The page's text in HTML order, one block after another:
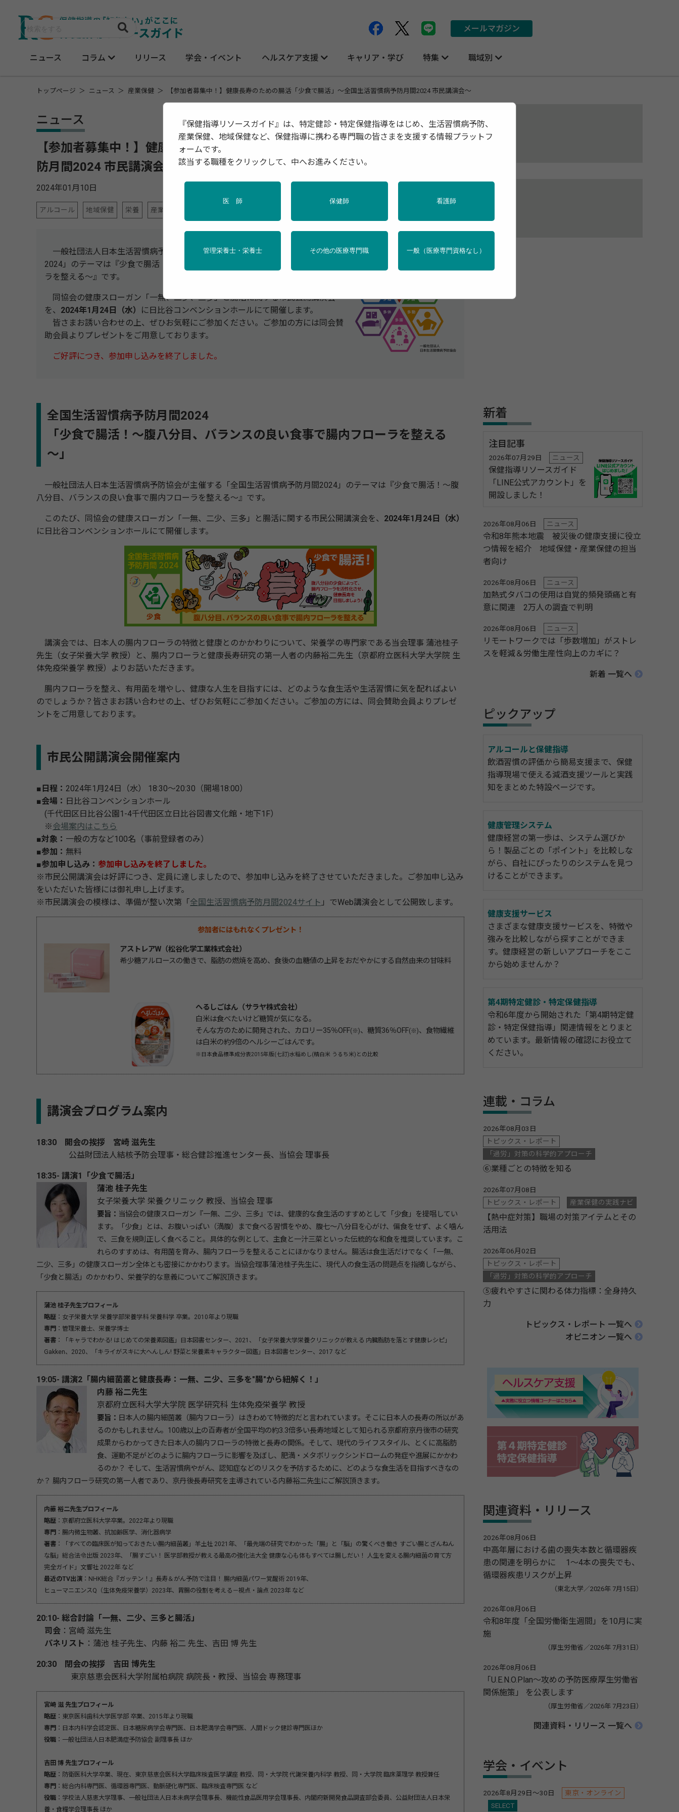
ニュース コラム リリース 学会・イベント ヘルスケア支援 キャリア・学び 特集 職域別
メールマガジン
トップページ ニュース 産業保健 【参加者募集中！】健康長寿のための腸活「少食で腸活」～全国生活習慣病予防月間2024 市民講演会～
ニュース
【参加者募集中！】健康長寿のための腸活「少食で腸活」～全国生活習慣病予
防月間2024 市民講演会～
2024年01月10日
アルコール 地域保健 栄養 産業保健
一般社団法人日本生活習慣病予防協会が主催する「全国生活習慣病予防月間
2024」のテーマは『少食で腸活！～腹八分目、バランスの良い食事で腸内フロー
ラを整える～』です。
同協会の健康スローガン「一無、二少、三多」と腸活に関する市民公開講演会
を、 2024年1月24日（水）
に日比谷コンベンションホールにて開催します。
皆さまお誘い合わせの上、ぜひお気軽にご参加ください。ご参加の方には同会賛
助会員よりプレゼントをご用意しております。
ご好評につき、参加申し込みを終了しました。
全国生活習慣病予防月間2024
「少食で腸活！～腹八分目、バランスの良い食事で腸内フローラを整える
～」
一般社団法人日本生活習慣病予防協会が主催する「全国生活習慣病予防月間2024」のテーマは『少食で腸活！～腹
八分目、バランスの良い食事で腸内フローラを整える～』です。
このたび、同協会の健康スローガン「一無、二少、三多」と腸活に関する市民公開講演会を、 2024年1月24日（水）
に日比谷コンベンションホールにて開催します。
講演会では、日本人の腸内フローラの特徴と健康とのかかわりについて、栄養学の専門家である当会理事 蒲池桂子
先生（女子栄養大学 教授）と、腸内フローラと健康長寿研究の第一人者の内藤裕二先生（京都府立医科大学大学院 生
体免疫栄養学 教授）よりお話いただきます。
腸内フローラを整え、有用菌を増やし、健康な人生を目指すには、どのような食生活や生活習慣に気を配ればよい
のでしょうか？皆さまお誘い合わせの上、ぜひお気軽にご参加ください。ご参加の方には、同会賛助会員よりプレゼ
ントをご用意しております。
市民公開講演会開催案内
■日程： 2024年1月24日（水） 18:30～20:30（開場18:00）
■会場： 日比谷コンベンションホール
(千代田区日比谷公園1-4千代田区立日比谷図書文化館・地下1F）
※会場案内はこちら
■対象： 一般の方など100名（事前登録者のみ）
■参加： 無料
■参加申し込み： 参加申し込みを終了しました。
※市民公開講演会は好評につき、定員に達しましたので、参加申し込みを終了させていただきました。ご参加申し込み
をいただいた皆様には御礼申し上げます。
※市民講演会の模様は、準備が整い次第「全国生活習慣病予防月間2024サイト 」でWeb講演会として公開致します。
参加者にはもれなくプレゼント！
アストレアW（松谷化学工業株式会社）
希少糖アルロースの働きで、脂肪の燃焼を高め、食後の血糖値の上昇をおだやかにする自然由来の甘味料
へるしごはん（サラヤ株式会社）
白米は食べたいけど糖質が気になる。
そんな方のために開発された、カロリー35％OFF(※)、糖質36％OFF(※)、食物繊維
は白米の約9倍のヘルシーごはんです。
※日本食品標準成分表2015年版(七訂)水稲めし(精白米 うるち米)との比較
講演会プログラム案内
18:30 開会の挨拶
宮崎 滋先生
公益財団法人結核予防会理事・総合健診推進センター長、当協会 理事長
18:35- 講演1「少食で腸活」
蒲池 桂子先生
女子栄養大学 栄養クリニック 教授、当協会 理事
要旨： 当協会の健康スローガン『一無、二少、三多』では、健康的な食生活のすすめとして「少食」を提唱してい
ます。「少食」とは、お腹いっぱい（満腹）まで食べる習慣をやめ、腹七～八分目を心がけ、偏食をせず、よく噛ん
で、三食を規則正しく食べること。具体的な例として、主食と一汁三菜といった伝統的な和食を推奨しています。こ
れらのすすめは、有用菌を育み、腸内フローラを整えることにほかなりません。腸活は食生活だけでなく「一無、
二少、三多」の健康スローガン全体とも密接にかかわります。当協会理事蒲池桂子先生に、現代人の食生活の問題点を指摘しながら、
「少食と腸活」のかかわり、栄養学的な意義についてご解説頂きます。
蒲池 桂子先生プロフィール
略歴 ：女子栄養大学 栄養学部栄養学科 栄養科学 卒業。2010年より現職
専門 ：管理栄養士、栄養学博士
著書 ：「キャラでわかる! はじめての栄養素図鑑」日本図書センター、2021、「女子栄養大学栄養クリニックが教える 内臓脂肪を落とす健康レシピ」
Gakken、2020、「キライがスキに大へんしん! 野菜と栄養素キャラクター図鑑」日本図書センター、2017 など
19:05- 講演2「腸内細菌叢と健康長寿：一無、二少、三多を"腸"から紐解く！」
内藤 裕二先生
京都府立医科大学大学院 医学研究科 生体免疫栄養学 教授
要旨： 日本人の腸内細菌叢（腸内フローラ）はきわめて特徴的だと言われています。そこに日本人の長寿の所以があ
るのかもしれません。100歳以上の百寿者が全国平均の約3.3倍多い長寿地域として知られる京都府京丹後市の研究
成果からわかってきた日本人の腸内フローラの特徴と長寿の関係。そして、現代のライフスタイル、とくに高脂肪
食、運動不足がどのように腸内フローラに影響を及ぼし、肥満・メタボリックシンドロームの発症や進展にかかわ
るのか？ そして、生活習慣病やがん、認知症などのリスクを予防するために、どのような食生活を目指すべきなの
か？ 腸内フローラ研究の第一人者であり、京丹後長寿研究を主導されている内藤裕二先生にご解説頂きます。
内藤 裕二先生プロフィール
略歴 ：京都府立医科大学卒業。2022年より現職
専門 ：腸内微生物叢、抗加齢医学、消化器病学
著書 ：「すべての臨床医が知っておきたい腸内細菌叢」羊土社 2021年、「最先端の研究でわかった「腸」と「脳」の驚くべき働き すごい腸とざんねん
な脳」総合法令出版 2023年、「腸すごい！ 医学部教授が教える最高の強化法大全 健康な心も体もすべては腸しだい！ 人生を変える腸内細菌の育て方
完全ガイド」文響社 2022年 など
最近のTV出演 ：NHK総合『ガッテン！』長寿＆がん予防で注目！ 腸内細菌パワー覚醒術 2019年、
ヒューマニエンスQ（生体免疫栄養学）2023年、胃腸の役割を考える－視点・論点 2023年 など
20:10- 総合討論「一無、二少、三多と腸活」
司会 ：宮崎 滋先生
パネリスト ：蒲池 桂子先生、内藤 裕二 先生、吉田 博 先生
20:30 閉会の挨拶
吉田 博先生
東京慈恵会医科大学附属柏病院 病院長・教授、当協会 専務理事
宮崎 滋 先生プロフィール
略歴 ：東京医科歯科大学医学部 卒業、2015年より現職
専門 ：日本内科学会認定医、日本糖尿病学会専門医、日本肥満学会専門医、人間ドック健診専門医ほか
役職 ：一般社団法人日本肥満症予防協会 副理事長 ほか
吉田 博 先生プロフィール
略歴 ：防衛医科大学卒業、現在、東京慈恵会医科大学臨床検査医学講座 教授、同・大学院 代謝栄養内科学 教授、同・大学院 臨床薬理学 教授兼任
専門 ：総合内科専門医、循環器専門医、動脈硬化専門医、臨床検査専門医 など
役職 ：学校法人慈恵大学理事、一般社団法人日本未病学会理事長、機能性食品医用学会理事長、内閣府新開発食品調査部会委員、公益財団法人日本栄
養・食糧学会理事長 ほか
新着
注目記事
2026年07月29日 ニュース
保健指導リソースガイド
「LINE公式アカウント」を
開設しました！
2026年08月06日 ニュース
令和8年熊本地震 被災後の健康支援に役立
つ情報を紹介 地域保健・産業保健の担当
者向け
2026年08月06日 ニュース
加熱式タバコの使用は自覚的頻発頭痛と有
意に関連 2万人の調査で判明
2026年08月06日 ニュース
リモートワークでは「歩数増加」がストレ
スを軽減＆労働生産性向上のカギに？
新着 一覧へ
ピックアップ
アルコールと保健指導
飲酒習慣の評価から簡易支援まで、保健
指導現場で使える減酒支援ツールと実践
知をまとめた特設ページです。
健康管理システム
健康経営の第一歩は、システム選びか
ら！製品ごとの「ポイント」を比較しな
がら、自社にぴったりのシステムを見つ
けることができます。
健康支援サービス
さまざまな健康支援サービスを、特徴や
強みを比較しながら探すことができま
す。健康経営の新しいアプローチをここ
から始めませんか？
第4期特定健診・特定保健指導
令和6年度から開始された「第4期特定健
診・特定保健指導」関連情報をとりまと
めています。最新情報の確認にお役立て
ください。
連載・コラム
2026年08月03日
トピックス・レポート
「過労」対策の科学的アプローチ
⑥業種ごとの特徴を知る
2026年07月08日
トピックス・レポート
産業保健の実践ナビ
【熱中症対策】職場の対策アイテムとその
活用法
2026年06月02日
トピックス・レポート
「過労」対策の科学的アプローチ
⑤疲れやすさに関わる体力指標：全身持久
力
トピックス・レポート 一覧へ
オピニオン 一覧へ
関連資料・リリース
2026年08月06日
中高年層における歯の喪失本数と循環器疾
患の関連を明らかに 1～4本の喪失でも、
循環器疾患リスクが上昇
（東北大学／2026年 7月15日）
2026年08月06日
令和8年度「全国労働衛生週間」を10月に実
施
（厚生労働省／2026年 7月31日）
2026年08月06日
「U.E.N.O.Plan～攻めの予防医療厚生労働省
関係施策」 を公表します
（厚生労働省／2026年 7月23日）
関連資料・リリース 一覧へ
学会・イベント
2026年8月29日～30日
東京・オンライン
SELECT
『保健指導リソースガイド』は、特定健診・特定保健指導をはじめ、生活習慣病予防、
産業保健、地域保健など、保健指導に携わる専門職の皆さまを支援する情報プラットフ
ォームです。
該当する職種をクリックして、中へお進みください。
医 師 保健師 看護師
管理栄養士・栄養士 その他の医療専門職 一般（医療専門資格なし）